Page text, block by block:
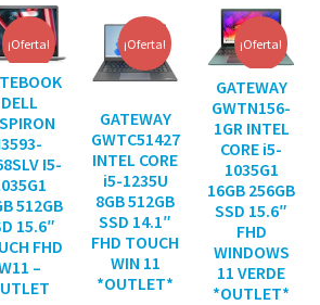
¡Oferta!
DELL
I5-
512GB
15.6″
FHD
–
¡Oferta!
GATEWAY
GWTC51427
INTEL CORE
i5-1235U
8GB 512GB
SSD 14.1″
FHD TOUCH
WIN 11
*OUTLET*
¡Oferta!
GATEWAY
GWTN156-
1GR INTEL
CORE i5-
1035G1
16GB 256GB
SSD 15.6″
FHD
WINDOWS
11 VERDE
*OUTLET*